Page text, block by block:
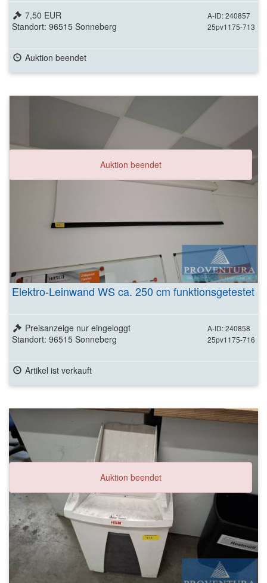
A-ID: 240857
25pv1175-713
7,50 EUR
Standort: 96515 Sonneberg
Auktion beendet
Auktion beendet
Elektro-Leinwand WS ca. 250 cm funktionsgetestet
A-ID: 240858
25pv1175-716
Preisanzeige nur eingeloggt
Standort: 96515 Sonneberg
Artikel ist verkauft
Auktion beendet